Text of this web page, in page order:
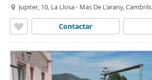
Jupiter, 10, La Llosa - Mas De L'arany, Cambrils
Contactar